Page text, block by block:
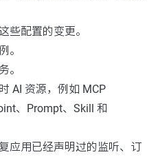
些配置的变更。
。
。
AI 资源，例如 MCP
、Prompt、Skill 和
应用已经声明过的监听、订